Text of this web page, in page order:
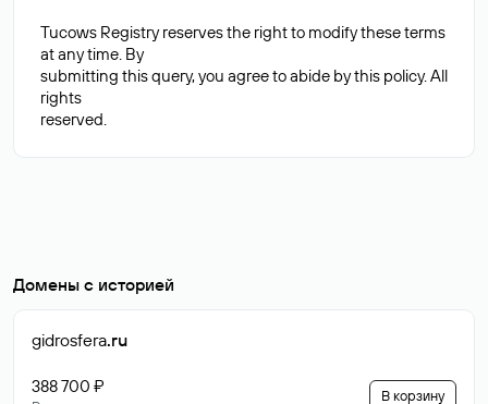
Tucows Registry reserves the right to modify these terms
at any time. By
submitting this query, you agree to abide by this policy. All
rights
Домены с историей
gidrosfera.ru
388 700 ₽ В корзину